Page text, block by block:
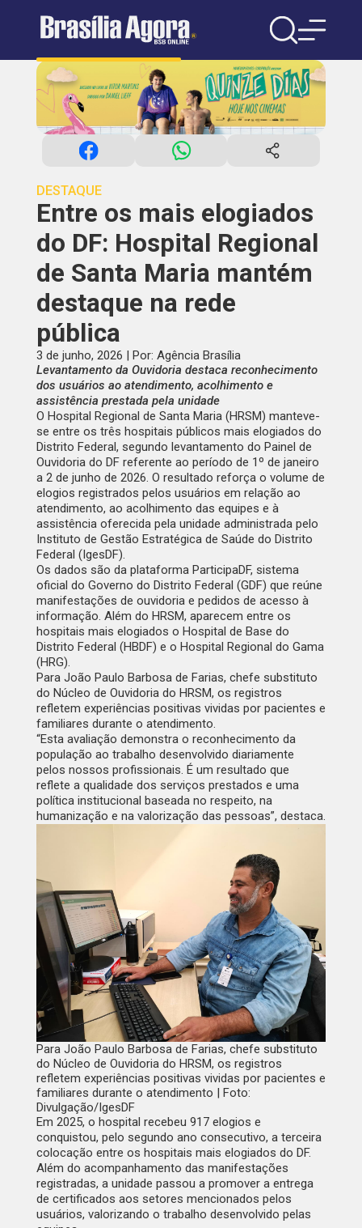
DESTAQUE
Entre os mais elogiados
do DF: Hospital Regional
de Santa Maria mantém
destaque na rede
pública
3 de junho, 2026 | Por: Agência Brasília
Levantamento da Ouvidoria destaca reconhecimento
dos usuários ao atendimento, acolhimento e
assistência prestada pela unidade
O Hospital Regional de Santa Maria (HRSM) manteve-
se entre os três hospitais públicos mais elogiados do
Distrito Federal, segundo levantamento do Painel de
Ouvidoria do DF referente ao período de 1º de janeiro
a 2 de junho de 2026. O resultado reforça o volume de
elogios registrados pelos usuários em relação ao
atendimento, ao acolhimento das equipes e à
assistência oferecida pela unidade administrada pelo
Instituto de Gestão Estratégica de Saúde do Distrito
Federal (IgesDF).
Os dados são da plataforma ParticipaDF, sistema
oficial do Governo do Distrito Federal (GDF) que reúne
manifestações de ouvidoria e pedidos de acesso à
informação. Além do HRSM, aparecem entre os
hospitais mais elogiados o Hospital de Base do
Distrito Federal (HBDF) e o Hospital Regional do Gama
(HRG).
Para João Paulo Barbosa de Farias, chefe substituto
do Núcleo de Ouvidoria do HRSM, os registros
refletem experiências positivas vividas por pacientes e
familiares durante o atendimento.
“Esta avaliação demonstra o reconhecimento da
população ao trabalho desenvolvido diariamente
pelos nossos profissionais. É um resultado que
reflete a qualidade dos serviços prestados e uma
política institucional baseada no respeito, na
humanização e na valorização das pessoas”, destaca.
Para João Paulo Barbosa de Farias, chefe substituto
do Núcleo de Ouvidoria do HRSM, os registros
refletem experiências positivas vividas por pacientes e
familiares durante o atendimento | Foto:
Divulgação/IgesDF
Em 2025, o hospital recebeu 917 elogios e
conquistou, pelo segundo ano consecutivo, a terceira
colocação entre os hospitais mais elogiados do DF.
Além do acompanhamento das manifestações
registradas, a unidade passou a promover a entrega
de certificados aos setores mencionados pelos
usuários, valorizando o trabalho desenvolvido pelas